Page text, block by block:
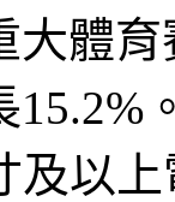
大體
15.2%
及以